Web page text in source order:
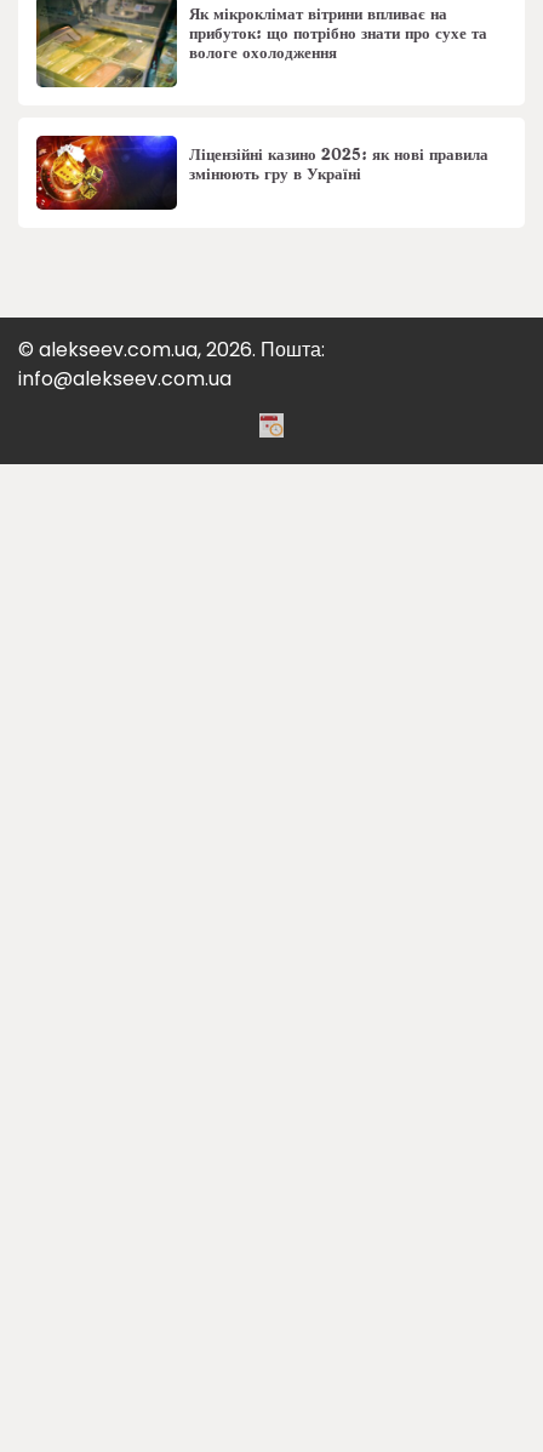
Як мікроклімат вітрини впливає на
прибуток: що потрібно знати про сухе та
вологе охолодження
Ліцензійні казино 2025: як нові правила
змінюють гру в Україні
© alekseev.com.ua, 2026. Пошта:
info@alekseev.com.ua